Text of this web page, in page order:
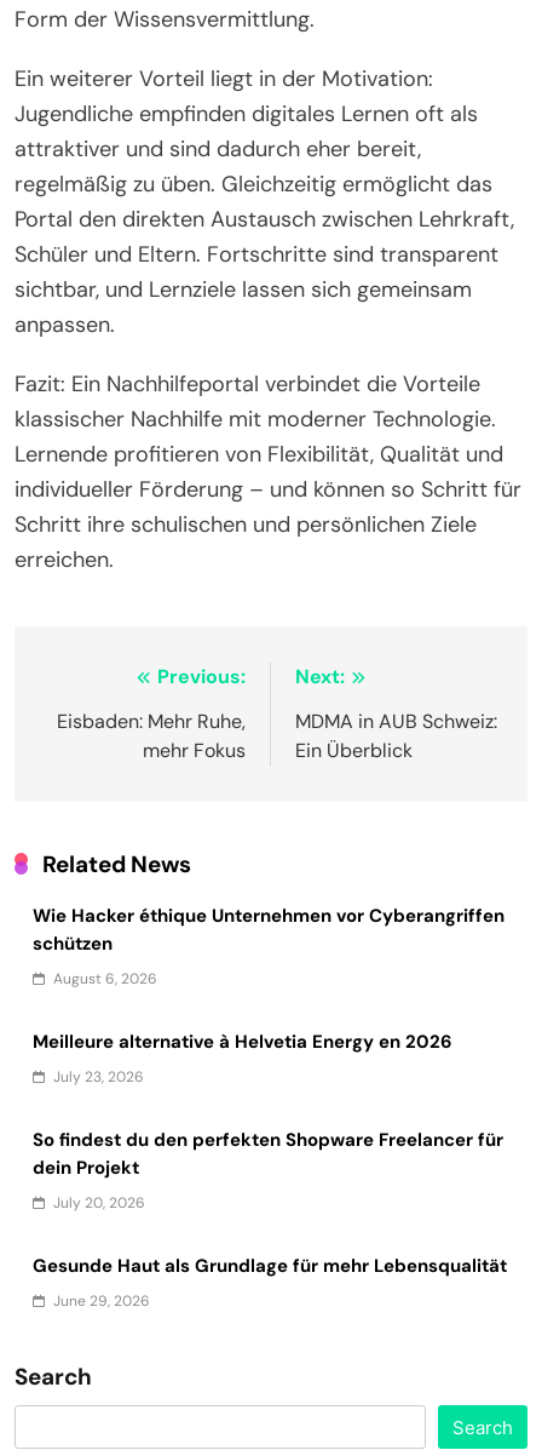
Form der Wissensvermittlung.
Ein weiterer Vorteil liegt in der Motivation:
Jugendliche empfinden digitales Lernen oft als
attraktiver und sind dadurch eher bereit,
regelmäßig zu üben. Gleichzeitig ermöglicht das
Portal den direkten Austausch zwischen Lehrkraft,
Schüler und Eltern. Fortschritte sind transparent
sichtbar, und Lernziele lassen sich gemeinsam
anpassen.
Fazit: Ein Nachhilfeportal verbindet die Vorteile
klassischer Nachhilfe mit moderner Technologie.
Lernende profitieren von Flexibilität, Qualität und
individueller Förderung – und können so Schritt für
Schritt ihre schulischen und persönlichen Ziele
erreichen.
navigation
Previous:
Eisbaden: Mehr Ruhe,
mehr Fokus
Next:
MDMA in AUB Schweiz:
Ein Überblick
Related News
Wie Hacker éthique Unternehmen vor Cyberangriffen
schützen
August 6, 2026
Meilleure alternative à Helvetia Energy en 2026
July 23, 2026
So findest du den perfekten Shopware Freelancer für
dein Projekt
July 20, 2026
Gesunde Haut als Grundlage für mehr Lebensqualität
June 29, 2026
Search
Search